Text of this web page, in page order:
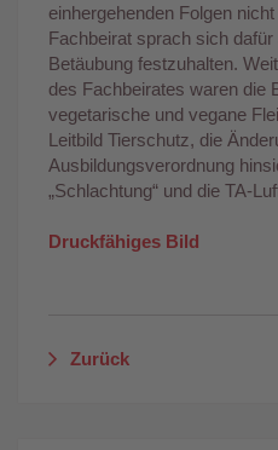
einhergehenden Folgen
Fachbeirat sprach sich
Betäubung festzuhalten.
des Fachbeirates waren die
vegetarische und vegane
Leitbild Tierschutz, die
Ausbildungsverordnung
„Schlachtung“ und die TA-
Druckfähiges Bild
Zurück